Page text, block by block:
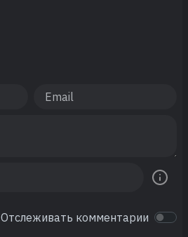
Отслеживать комментарии